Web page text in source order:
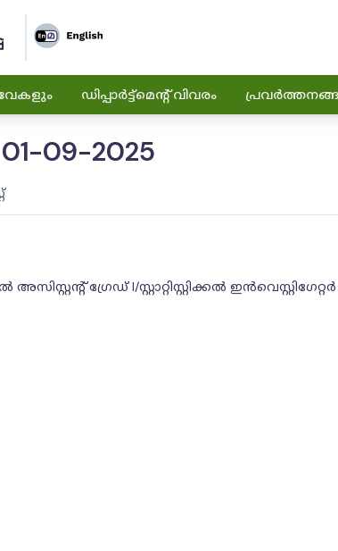
ഡിപ്പാർട്ട്മെന്റ് വിവരം
09-2025
അസിസ്റ്റൻ്റ് ഗ്രേഡ് I/സ്റ്റാറ്റിസ്റ്റിക്കൽ